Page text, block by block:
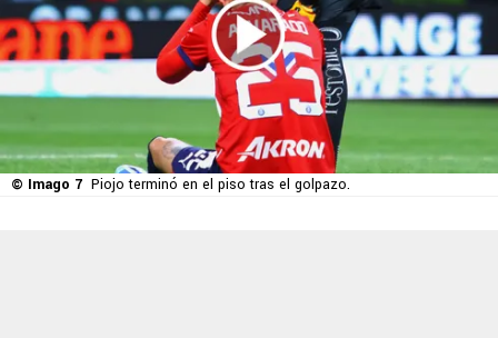
© Imago 7 Piojo terminó en el piso tras el golpazo.